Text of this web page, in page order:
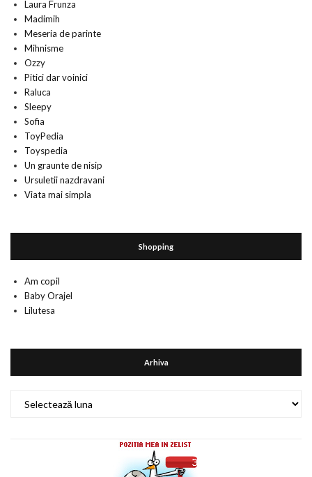
Laura Frunza
Madimih
Meseria de parinte
Mihnisme
Ozzy
Pitici dar voinici
Raluca
Sleepy
Sofia
ToyPedia
Toyspedia
Un graunte de nisip
Ursuletii nazdravani
Viata mai simpla
Shopping
Am copil
Baby Orajel
Lilutesa
Arhiva